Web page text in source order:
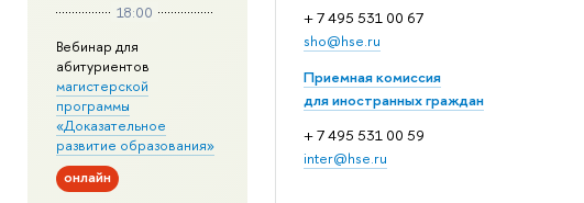
+ 7 495 531 00 67
sho@hse.ru
Приемная комиссия
для иностранных граждан
+ 7 495 531 00 59
inter@hse.ru
18:00
Вебинар для
абитуриентов
магистерской
программы
«Доказательное
развитие образования»
онлайн